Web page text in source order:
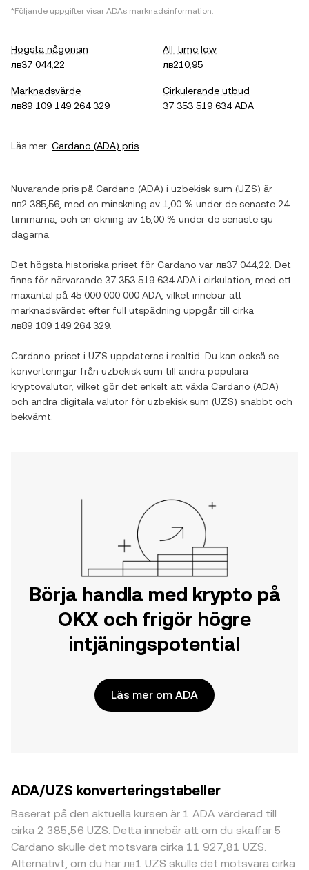
*Följande uppgifter visar ADAs marknadsinformation.
Högsta någonsin
лв37 044,22
All-time low
лв210,95
Marknadsvärde
лв89 109 149 264 329
Cirkulerande utbud
37 353 519 634 ADA
Läs mer: Cardano (ADA) pris
Nuvarande pris på Cardano (ADA) i uzbekisk sum (UZS) är
лв2 385,56 , med en minskning av 1,00 % under de senaste 24
timmarna, och en ökning av 15,00 % under de senaste sju
dagarna.
Det högsta historiska priset för Cardano var лв37 044,22 . Det
finns för närvarande 37 353 519 634 ADA i cirkulation, med ett
maxantal på 45 000 000 000 ADA , vilket innebär att
marknadsvärdet efter full utspädning uppgår till cirka
лв89 109 149 264 329
Cardano-priset i UZS uppdateras i realtid. Du kan också se
konverteringar från uzbekisk sum till andra populära
kryptovalutor, vilket gör det enkelt att växla Cardano (ADA)
och andra digitala valutor för uzbekisk sum (UZS) snabbt och
bekvämt.
Börja handla med krypto på
OKX och frigör högre
intjäningspotential
Läs mer om ADA
ADA/UZS konverteringstabeller
Baserat på den aktuella kursen är 1 ADA värderad till
cirka 2 385,56 UZS. Detta innebär att om du skaffar 5
Cardano skulle det motsvara cirka 11 927,81 UZS.
Alternativt, om du har лв1 UZS skulle det motsvara cirka